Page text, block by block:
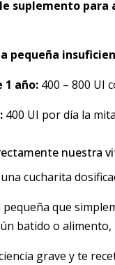
suplemento para
pequeña
1 año: 400 – 800 UI
400 UI por día la
nuestra
cucharita
que
batido o alimento,
grave y te